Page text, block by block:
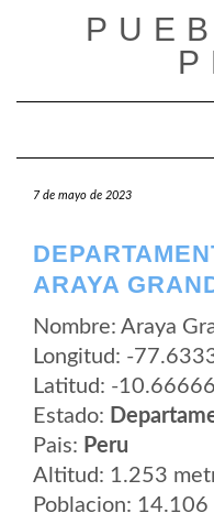
7 de mayo de 2023
ARAYA
Nombre: Araya
Longitud: -
Latitud: -
Estado:
Pais: Peru
Altitud: 1.253
Poblacion: 14.106